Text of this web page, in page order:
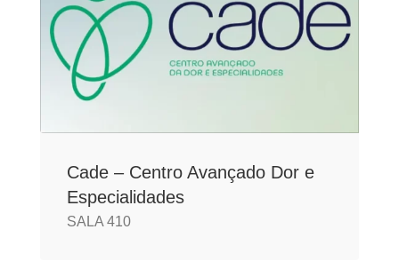
Cade – Centro Avançado Dor e
Especialidades
SALA 410